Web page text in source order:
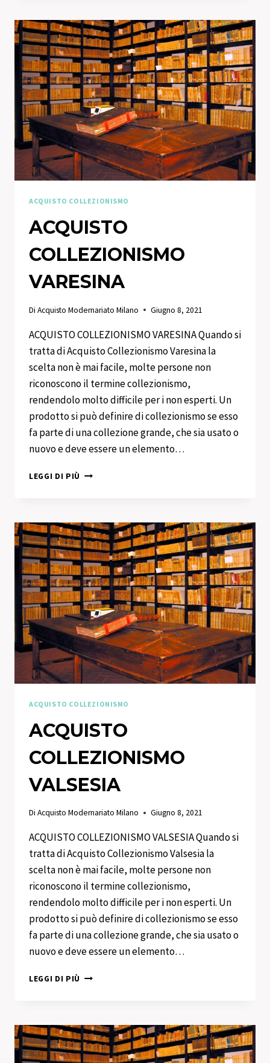
ACQUISTO COLLEZIONISMO
ACQUISTO
COLLEZIONISMO
VARESINA
Di Acquisto Modernariato Milano Giugno 8, 2021
ACQUISTO COLLEZIONISMO VARESINA Quando si
tratta di Acquisto Collezionismo Varesina la
scelta non è mai facile, molte persone non
riconoscono il termine collezionismo,
rendendolo molto difficile per i non esperti. Un
prodotto si può definire di collezionismo se esso
fa parte di una collezione grande, che sia usato o
nuovo e deve essere un elemento…
LEGGI DI PIÙ ACQUISTO
ACQUISTO COLLEZIONISMO
ACQUISTO
COLLEZIONISMO
VALSESIA
Di Acquisto Modernariato Milano Giugno 8, 2021
ACQUISTO COLLEZIONISMO VALSESIA Quando si
tratta di Acquisto Collezionismo Valsesia la
scelta non è mai facile, molte persone non
riconoscono il termine collezionismo,
rendendolo molto difficile per i non esperti. Un
prodotto si può definire di collezionismo se esso
fa parte di una collezione grande, che sia usato o
nuovo e deve essere un elemento…
LEGGI DI PIÙ ACQUISTO